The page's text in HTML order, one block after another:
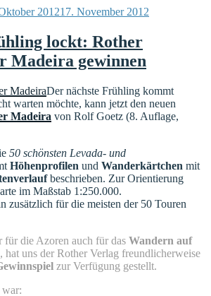
201217. November 2012
lockt: Rother
Madeira gewinnen
Der nächste Frühling kommt
warten möchte, kann jetzt den neuen
Madeira von Rolf Goetz (8. Auflage,
50 schönsten Levada- und
Höhenprofilen und Wanderkärtchen mit
beschrieben. Zur Orientierung
im Maßstab 1:250.000.
zusätzlich für die meisten der 50 Touren
für die Azoren auch für das Wandern auf
hat uns der Rother Verlag freundlicherweise
zur Verfügung gestellt.